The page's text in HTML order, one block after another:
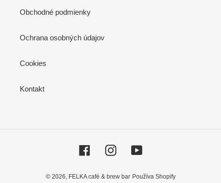
Obchodné podmienky
Ochrana osobných údajov
Cookies
Kontakt
FacebookInstagramYouTube
© 2026, FELKA café & brew bar Používa Shopify